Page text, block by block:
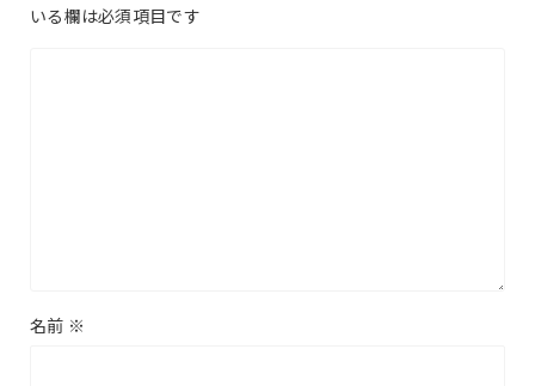
いる欄は必須項目です
名前 ※